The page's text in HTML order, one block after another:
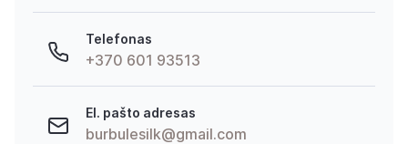
Telefonas
+370 601 93513
El. pašto adresas
burbulesilk@gmail.com